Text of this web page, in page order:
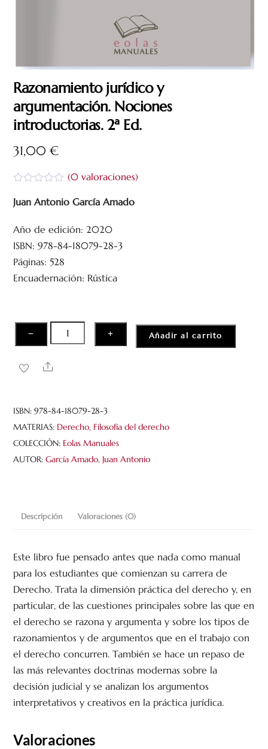
Razonamiento jurídico y
argumentación. Nociones
introductorias. 2ª Ed.
31,00€
a
l
r
d
o
c
o
5
(0valoraciones)
Juan Antonio García Amado
Año de edición: 2020
ISBN: 978-84-18079-28-3
Páginas: 528
Encuadernación: Rústica
−
Razonamiento
jurídico
y
introductorias.
2ª
Ed.
cantidad
+ Añadir al carrito
Share
ISBN:978-84-18079-28-3
MATERIAS: Derecho, Filosofía del derecho
COLECCIÓN: Eolas Manuales
AUTOR:García Amado, Juan Antonio
Descripción Valoraciones (0)
Este libro fue pensado antes que nada como manual
para los estudiantes que comienzan su carrera de
Derecho. Trata la dimensión práctica del derecho y, en
particular, de las cuestiones principales sobre las que en
el derecho se razona y argumenta y sobre los tipos de
razonamientos y de argumentos que en el trabajo con
el derecho concurren. También se hace un repaso de
las más relevantes doctrinas modernas sobre la
decisión judicial y se analizan los argumentos
interpretativos y creativos en la práctica jurídica.
Valoraciones